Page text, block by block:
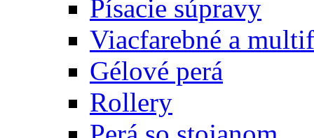
Písacie súpravy
Viacfarebné a
Gélové perá
Rollery